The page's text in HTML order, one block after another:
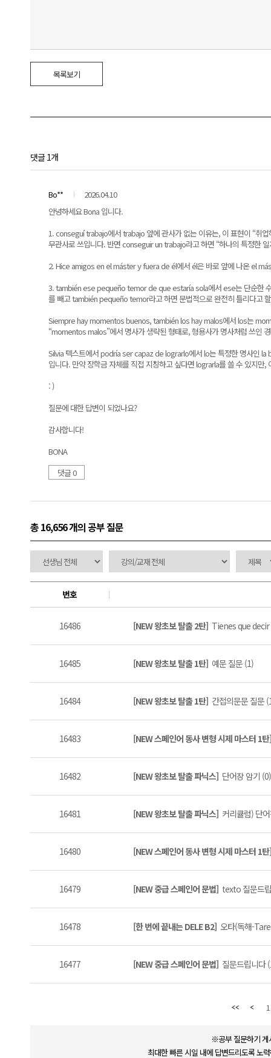
목록보기
댓글 1개
Bo**
2026.04.10
안녕하세요 Bona 입니다.
1. conseguí trabajo에서 trabajo 앞에 관사가 없는 이유는, 이 표현이 “취
무관사로 쓰입니다. 반면 conseguir un trabajo라고 하면 “하나의 특정한
2. Hice amigos en el máster y fuera de él에서 él은 바로 앞에 나온 el
3. también ese pequeño temor de que estaría sola에서 ese는 단순한 수
를 빼고 también pequeño temor라고 하면 문법적으로 완전히 틀리다고
Siempre hay momentos buenos, también los hay malos에서 los는
“momentos malos”에서 명사가 생략된 형태로, 형용사가 명사처럼 쓰인
Silvia 텍스트에서 podría ser capaz de lograrlo에서 lo는 특정한 명사인 la
입니다. 만약 장학금 자체를 직접 지칭하고 싶다면 lograrla를 쓸 수 있지만
: )
질문에 대한 답변이 되었나요?
감사합니다!
BONA
댓글 0
총 16,656 개의 공부 질문
번호
16486 [NEW 왕초보 탈출 2탄] Tienes que
16485 [NEW 왕초보 탈출 1탄] 예문 질문 (1)
16484 [NEW 왕초보 탈출 1탄] 간접의문문 질문
16483 [NEW 스페인어 동사 변형 시제 마스터 1
16482 [NEW 왕초보 탈출 파닉스] 단어장 암기 (0)
16481 [NEW 왕초보 탈출 파닉스] 커리큘럼) 단
16480 [NEW 스페인어 동사 변형 시제 마스터 1
16479 [NEW 중급 스페인어 문법] texto 질문드
16478 [한 번에 끝내는 DELE B2] 오타(독해-
16477 [NEW 중급 스페인어 문법] 질문드립니다
※공부 질문하기 게
최대한 빠른 시일 내에 답변드리도록 노